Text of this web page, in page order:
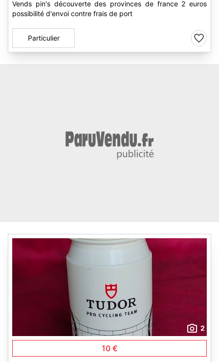
Vends pin's découverte des provinces de france 2 euros
possibilité d'envoi contre frais de port
Particulier
2
10 €